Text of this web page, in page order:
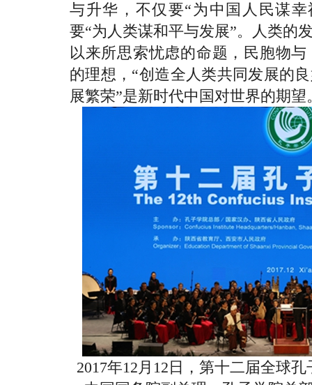
与升华，不仅要“为中国人民谋
要“为人类谋和平与发展”。人类的
以来所思索忧虑的命题，民胞物
的理想，“创造全人类共同发展的
展繁荣”是新时代中国对世界的期望
2017年12月12日，第十二届全球